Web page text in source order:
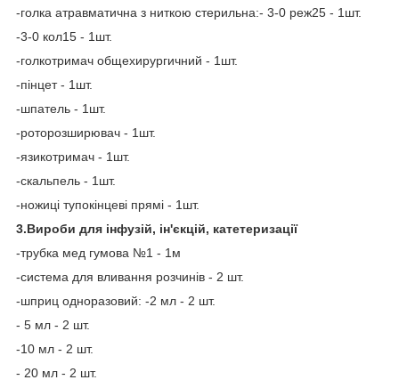
-голка атравматична з ниткою стерильна:- 3-0 реж25 - 1шт.
-3-0 кол15 - 1шт.
-голкотримач общехирургичний - 1шт.
-пінцет - 1шт.
-шпатель - 1шт.
-роторозширювач - 1шт.
-язикотримач - 1шт.
-скальпель - 1шт.
-ножиці тупокінцеві прямі - 1шт.
3.Вироби для інфузій, ін'єкцій, катетеризації
-трубка мед гумова №1 - 1м
-система для вливання розчинів - 2 шт.
-шприц одноразовий: -2 мл - 2 шт.
- 5 мл - 2 шт.
-10 мл - 2 шт.
- 20 мл - 2 шт.